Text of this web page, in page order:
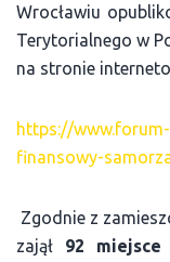
Wrocławiu
Terytorialnego w
na stronie
https://
finansowy-
Zgodnie z
zajął 92 miejsce